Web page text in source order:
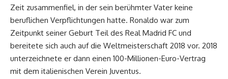
Zeit zusammenfiel, in der sein berühmter Vater keine
beruflichen Verpflichtungen hatte. Ronaldo war zum
Zeitpunkt seiner Geburt Teil des Real Madrid FC und
bereitete sich auch auf die Weltmeisterschaft 2018 vor. 2018
unterzeichnete er dann einen 100-Millionen-Euro-Vertrag
mit dem italienischen Verein Juventus.